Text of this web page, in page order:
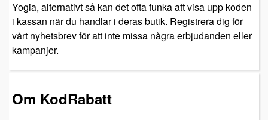
Yogia, alternativt så kan det ofta funka att visa upp koden
i kassan när du handlar i deras butik. Registrera dig för
vårt nyhetsbrev för att inte missa några erbjudanden eller
kampanjer.
Om KodRabatt